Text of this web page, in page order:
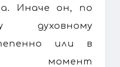
Иначе он, по
духовному
или в
момент